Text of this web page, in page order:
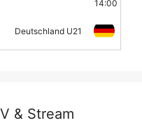
14:00
Deutschland U21
& Stream